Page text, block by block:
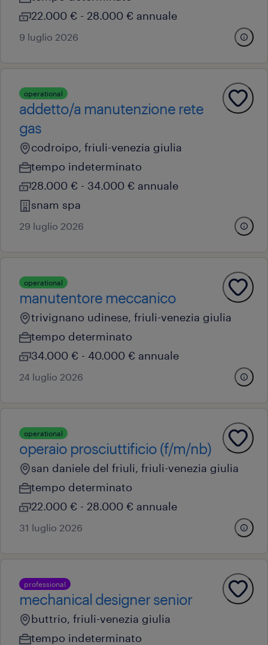
22.000 € - 28.000 € annuale
9 luglio 2026
operational
addetto/a manutenzione rete
gas
codroipo, friuli-venezia giulia
tempo indeterminato
28.000 € - 34.000 € annuale
snam spa
29 luglio 2026
operational
manutentore meccanico
trivignano udinese, friuli-venezia giulia
tempo determinato
34.000 € - 40.000 € annuale
24 luglio 2026
operational
operaio prosciuttificio (f/m/nb)
san daniele del friuli, friuli-venezia giulia
tempo determinato
22.000 € - 28.000 € annuale
31 luglio 2026
professional
mechanical designer senior
buttrio, friuli-venezia giulia
tempo indeterminato